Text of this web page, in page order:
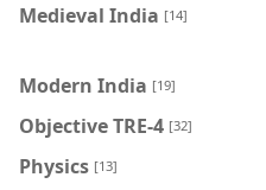
Medieval India [14]
Modern India [19]
Objective TRE-4 [32]
Physics [13]